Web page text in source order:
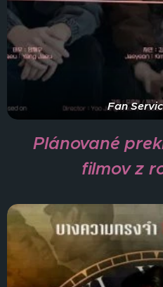
Fan
Plánované
filmov z